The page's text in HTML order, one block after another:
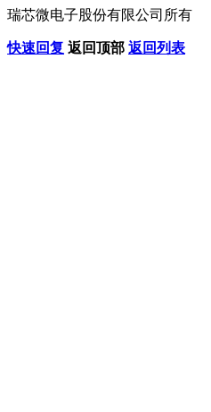
瑞芯微电子股份有限公司所有
快速回复 返回顶部 返回列表